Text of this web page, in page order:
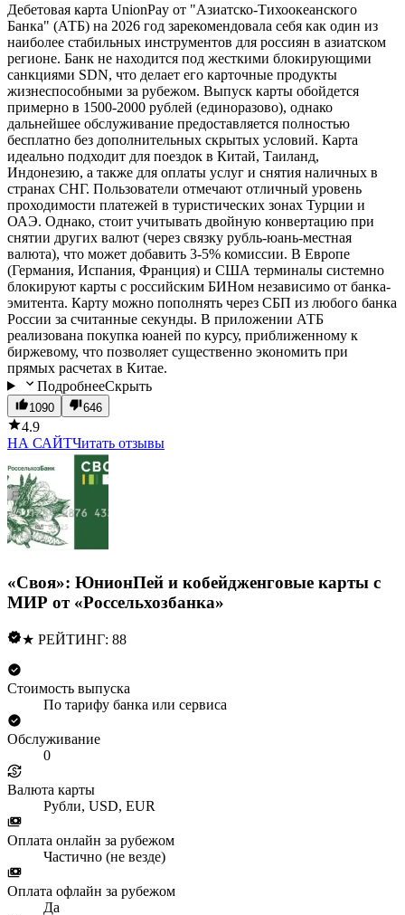
Дебетовая карта UnionPay от "Азиатско-Тихоокеанского
Банка" (АТБ) на 2026 год зарекомендовала себя как один из
наиболее стабильных инструментов для россиян в азиатском
регионе. Банк не находится под жесткими блокирующими
санкциями SDN, что делает его карточные продукты
жизнеспособными за рубежом. Выпуск карты обойдется
примерно в 1500-2000 рублей (единоразово), однако
дальнейшее обслуживание предоставляется полностью
бесплатно без дополнительных скрытых условий. Карта
идеально подходит для поездок в Китай, Таиланд,
Индонезию, а также для оплаты услуг и снятия наличных в
странах СНГ. Пользователи отмечают отличный уровень
проходимости платежей в туристических зонах Турции и
ОАЭ. Однако, стоит учитывать двойную конвертацию при
снятии других валют (через связку рубль-юань-местная
валюта), что может добавить 3-5% комиссии. В Европе
(Германия, Испания, Франция) и США терминалы системно
блокируют карты с российским БИНом независимо от банка-
эмитента. Карту можно пополнять через СБП из любого банка
России за считанные секунды. В приложении АТБ
реализована покупка юаней по курсу, приближенному к
биржевому, что позволяет существенно экономить при
прямых расчетах в Китае.
ПодробнееСкрыть
1090 646
4.9
НА САЙТЧитать отзывы
«Своя»: ЮнионПей и кобейдженговые карты с
МИР от «Россельхозбанка»
★ РЕЙТИНГ: 88
Стоимость выпуска
По тарифу банка или сервиса
Обслуживание
0
Валюта карты
Рубли, USD, EUR
Оплата онлайн за рубежом
Частично (не везде)
Оплата офлайн за рубежом
Да